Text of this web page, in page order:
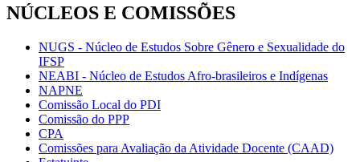
NÚCLEOS E COMISSÕES
NUGS - Núcleo de Estudos Sobre Gênero e Sexualidade do
IFSP
NEABI - Núcleo de Estudos Afro-brasileiros e Indígenas
NAPNE
Comissão Local do PDI
Comissão do PPP
CPA
Comissões para Avaliação da Atividade Docente (CAAD)